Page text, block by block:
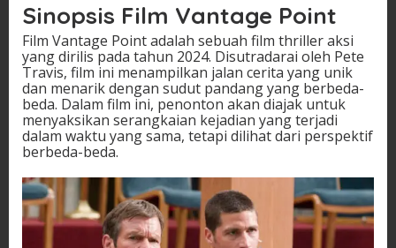
Sinopsis Film Vantage Point
Film Vantage Point adalah sebuah film thriller aksi
yang dirilis pada tahun 2024. Disutradarai oleh Pete
Travis, film ini menampilkan jalan cerita yang unik
dan menarik dengan sudut pandang yang berbeda-
beda. Dalam film ini, penonton akan diajak untuk
menyaksikan serangkaian kejadian yang terjadi
dalam waktu yang sama, tetapi dilihat dari perspektif
berbeda-beda.